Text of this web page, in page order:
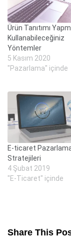
Ürün Tanıtımı
Kullanabileceğiniz
Yöntemler
5 Kasım 2020
"Pazarlama" içinde
E-ticaret
Stratejileri
4 Şubat 2019
"E-Ticaret" içinde
Share This